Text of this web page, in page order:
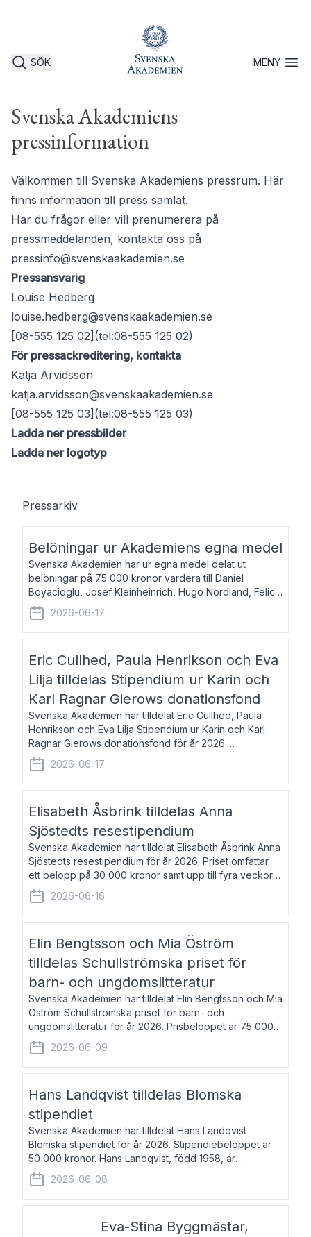
SÖK MENYÖppna
Svenska Akademiens
pressinformation
Välkommen till Svenska Akademiens pressrum. Här
finns information till press samlat.
Har du frågor eller vill prenumerera på
pressmeddelanden, kontakta oss på
pressinfo@svenskaakademien.se
Pressansvarig
Louise Hedberg
louise.hedberg@svenskaakademien.se
[08-555 125 02](tel:08-555 125 02)
För pressackreditering, kontakta
Katja Arvidsson
katja.arvidsson@svenskaakademien.se
[08-555 125 03](tel:08-555 125 03)
Ladda ner pressbilder
Ladda ner logotyp
Pressarkiv
Belöningar ur Akademiens egna medel
Svenska Akademien har ur egna medel delat ut
belöningar på 75 000 kronor vardera till Daniel
Boyacioglu, Josef Kleinheinrich, Hugo Nordland, Felicia
Stenroth och Svante Strandberg. Daniel Boyacioglu,
född 1981, är poet och scenartist. Josef
2026-06-17
Eric Cullhed, Paula Henrikson och Eva
Lilja tilldelas Stipendium ur Karin och
Karl Ragnar Gierows donationsfond
Svenska Akademien har tilldelat Eric Cullhed, Paula
Henrikson och Eva Lilja Stipendium ur Karin och Karl
Ragnar Gierows donationsfond för år 2026.
Stipendiebeloppet är på 70 000 kronor vardera. Eric
Cullhed, född 1985, är professor i grekis
2026-06-17
Elisabeth Åsbrink tilldelas Anna
Sjöstedts resestipendium
Svenska Akademien har tilldelat Elisabeth Åsbrink Anna
Sjöstedts resestipendium för år 2026. Priset omfattar
ett belopp på 30 000 kronor samt upp till fyra veckors
fri vistelse i Akademiens lägenhet i Berlin. Elisabeth
Åsbrink, född 1965 oc
2026-06-16
Elin Bengtsson och Mia Öström
tilldelas Schullströmska priset för
barn- och ungdomslitteratur
Svenska Akademien har tilldelat Elin Bengtsson och Mia
Öström Schullströmska priset för barn- och
ungdomslitteratur för år 2026. Prisbeloppet är 75 000
kronor vardera. Elin Bengtsson, född 1987, är författare
och forskare i genusvetenskap.
2026-06-09
Hans Landqvist tilldelas Blomska
stipendiet
Svenska Akademien har tilldelat Hans Landqvist
Blomska stipendiet för år 2026. Stipendiebeloppet är
50 000 kronor. Hans Landqvist, född 1958, är
professor i svenska vid Göteborgs universitet. Han
disputerade år 2000 på avhandlingen Författn
2026-06-08
Eva-Stina Byggmästar,